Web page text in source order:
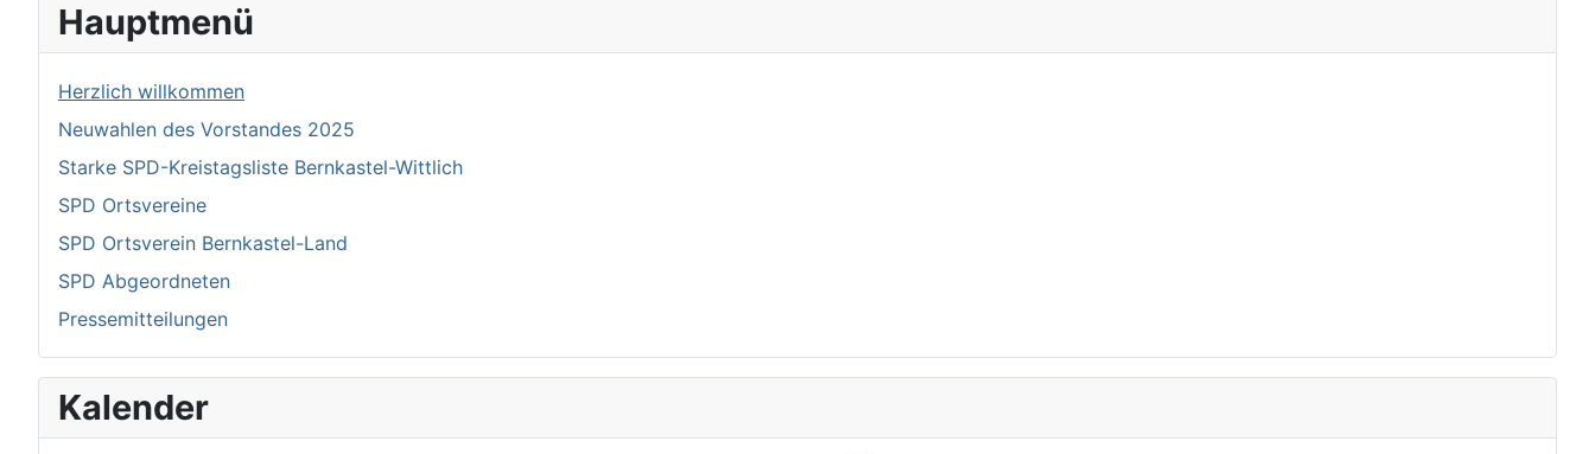
Hauptmenü
Herzlich willkommen
Neuwahlen des Vorstandes 2025
Starke SPD-Kreistagsliste Bernkastel-Wittlich
SPD Ortsvereine
SPD Ortsverein Bernkastel-Land
SPD Abgeordneten
Pressemitteilungen
Kalender